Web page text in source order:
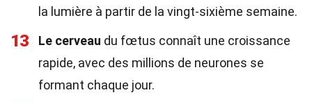
la lumière à partir de la vingt-sixième semaine.
13 Le cerveau du fœtus connaît une croissance
rapide, avec des millions de neurones se
formant chaque jour.